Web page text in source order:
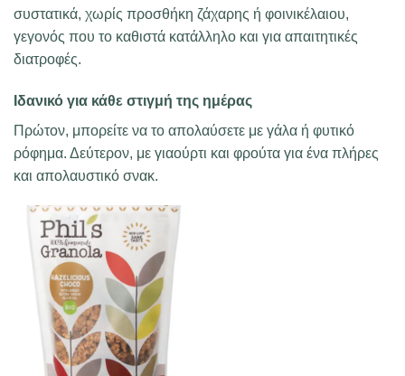
συστατικά, χωρίς προσθήκη ζάχαρης ή φοινικέλαιου,
γεγονός που το καθιστά κατάλληλο και για απαιτητικές
διατροφές.
Ιδανικό για κάθε στιγμή της ημέρας
Πρώτον, μπορείτε να το απολαύσετε με γάλα ή φυτικό
ρόφημα. Δεύτερον, με γιαούρτι και φρούτα για ένα πλήρες
και απολαυστικό σνακ.